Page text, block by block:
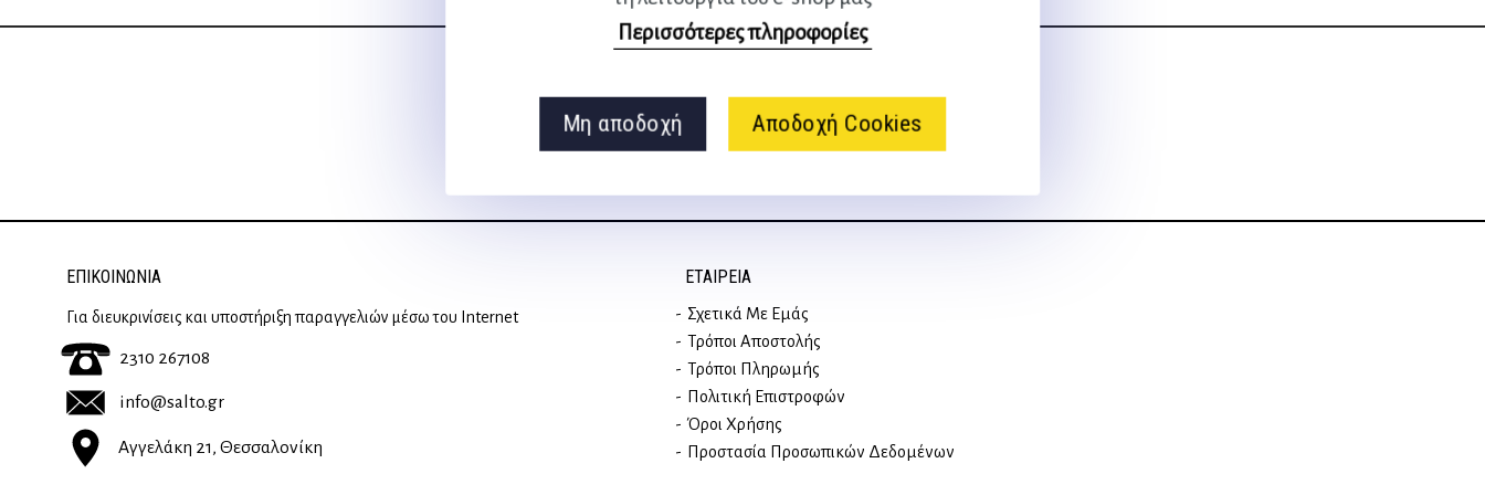
Περισσότερες πληροφορίες
Μη αποδοχή Αποδοχή Cookies
στα social media
ΕΠΙΚΟΙΝΩΝΊΑ
Για διευκρινίσεις και υποστήριξη παραγγελιών μέσω του Internet
2310 267108
info@salto.gr
Αγγελάκη 21, Θεσσαλονίκη
ΕΤΑΙΡΕΊΑ
Σχετικά Με Εμάς
Τρόποι Αποστολής
Τρόποι Πληρωμής
Πολιτική Επιστροφών
Όροι Χρήσης
Προστασία Προσωπικών Δεδομένων